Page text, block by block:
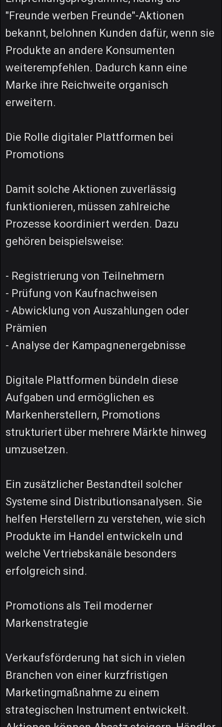
"Freunde werben Freunde"-Aktionen
bekannt, belohnen Kunden dafür, wenn sie
Produkte an andere Konsumenten
weiterempfehlen. Dadurch kann eine
Marke ihre Reichweite organisch
erweitern.
Die Rolle digitaler Plattformen bei
Promotions
Damit solche Aktionen zuverlässig
funktionieren, müssen zahlreiche
Prozesse koordiniert werden. Dazu
gehören beispielsweise:
- Registrierung von Teilnehmern
- Prüfung von Kaufnachweisen
- Abwicklung von Auszahlungen oder
Prämien
- Analyse der Kampagnenergebnisse
Digitale Plattformen bündeln diese
Aufgaben und ermöglichen es
Markenherstellern, Promotions
strukturiert über mehrere Märkte hinweg
umzusetzen.
Ein zusätzlicher Bestandteil solcher
Systeme sind Distributionsanalysen. Sie
helfen Herstellern zu verstehen, wie sich
Produkte im Handel entwickeln und
welche Vertriebskanäle besonders
erfolgreich sind.
Promotions als Teil moderner
Markenstrategie
Verkaufsförderung hat sich in vielen
Branchen von einer kurzfristigen
Marketingmaßnahme zu einem
strategischen Instrument entwickelt.